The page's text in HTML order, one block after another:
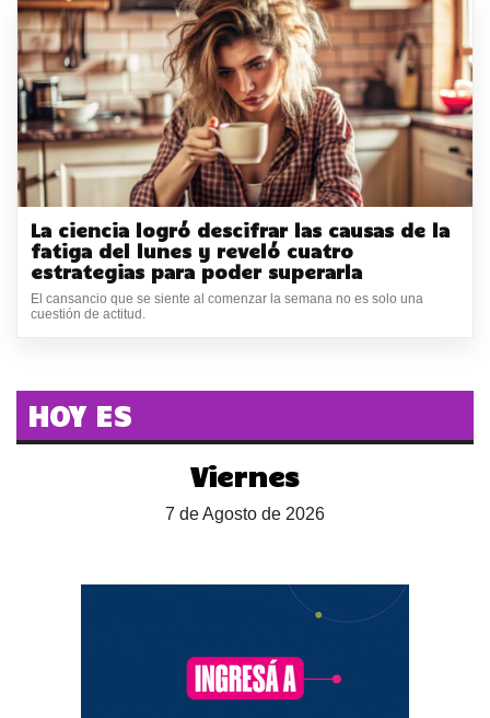
La ciencia logró descifrar las causas de la
fatiga del lunes y reveló cuatro
estrategias para poder superarla
El cansancio que se siente al comenzar la semana no es solo una
cuestión de actitud.
HOY ES
Viernes
7 de Agosto de 2026